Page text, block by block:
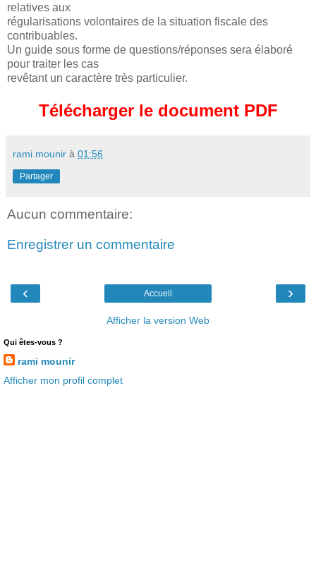
relatives aux
régularisations volontaires de la situation fiscale des
contribuables.
Un guide sous forme de questions/réponses sera élaboré
pour traiter les cas
revêtant un caractère très particulier.
Télécharger le document PDF
rami mounir à 01:56
Partager
Aucun commentaire:
Enregistrer un commentaire
‹ ›
Accueil
Afficher la version Web
Qui êtes-vous ?
rami mounir
Afficher mon profil complet